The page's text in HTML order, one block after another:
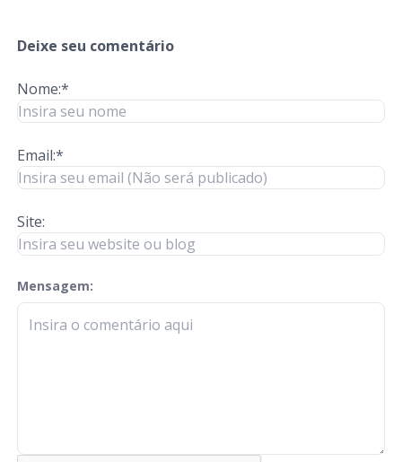
Deixe seu comentário
Nome:*
Email:*
Site:
Mensagem:
check-terms